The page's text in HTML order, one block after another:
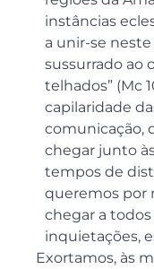
instâncias
a unir-se
sussurrado ao
telhados” (Mc
capilaridade
comunicação,
chegar junto
tempos de
queremos por
chegar a todos
inquietações,
Exortamos, às